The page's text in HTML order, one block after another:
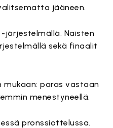
jääneen.
järjestelmällä. Naisten
sekä finaalit
paras vastaan
menestyneellä.
pronssiottelussa.